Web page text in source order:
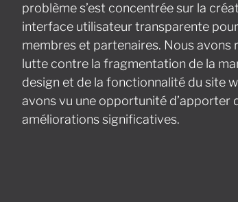
problème s’est concentrée sur la
interface utilisateur transparente
membres et partenaires. Nous avons
lutte contre la fragmentation de la
design et de la fonctionnalité du site
avons vu une opportunité d’apporter
améliorations significatives.